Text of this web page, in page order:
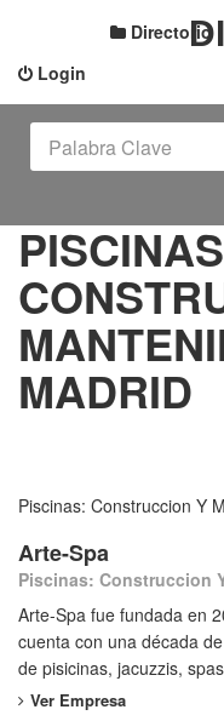
Login
Directorio
MADRID
Piscinas: Construccion Y
Arte-Spa
Piscinas: Construccion
Arte-Spa fue fundada en
cuenta con una década
de pisicinas, jacuzzis,
Ver Empresa